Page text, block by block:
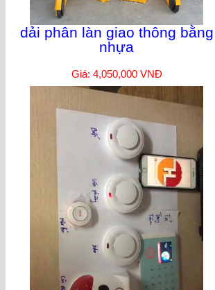
dải phân làn giao thông bằng
nhựa
Giá: 4,050,000 VNĐ